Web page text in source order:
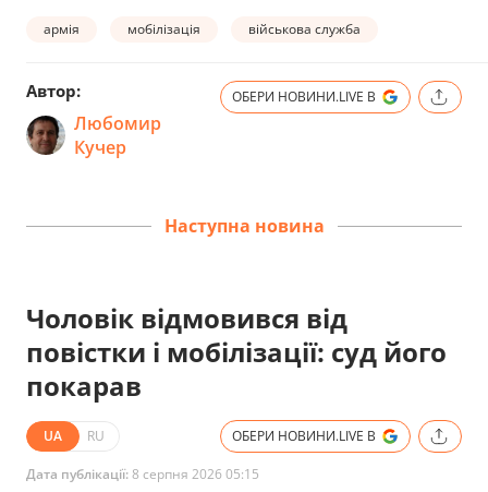
армія мобілізація військова служба
Автор:
Любомир
Кучер
ОБЕРИ НОВИНИ.LIVE В
Наступна новина
Чоловік відмовився від
повістки і мобілізації: суд його
покарав
UA RU ОБЕРИ НОВИНИ.LIVE В
Дата публікації:8 серпня 2026 05:15